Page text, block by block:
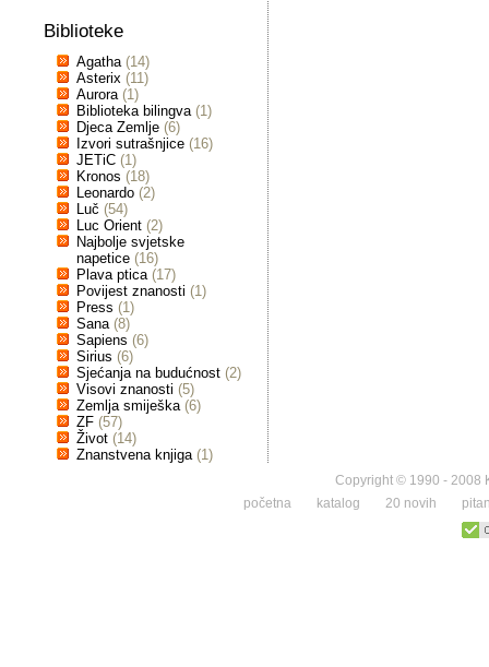
Biblioteke
Agatha (14)
Asterix (11)
Aurora (1)
Biblioteka bilingva (1)
Djeca Zemlje (6)
Izvori sutrašnjice (16)
JETiC (1)
Kronos (18)
Leonardo (2)
Luč (54)
Luc Orient (2)
Najbolje svjetske
napetice (16)
Plava ptica (17)
Povijest znanosti (1)
Press (1)
Sana (8)
Sapiens (6)
Sirius (6)
Sjećanja na budućnost (2)
Visovi znanosti (5)
Zemlja smiješka (6)
ZF (57)
Život (14)
Znanstvena knjiga (1)
Copyright © 1990 - 2008
početna
katalog 20 novih